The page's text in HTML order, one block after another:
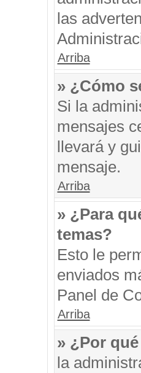
las
Arriba
» ¿Cómo
Si la
mensajes
llevará y
mensaje.
Arriba
» ¿Para
temas?
Esto le
enviados
Panel de
Arriba
» ¿Por
la